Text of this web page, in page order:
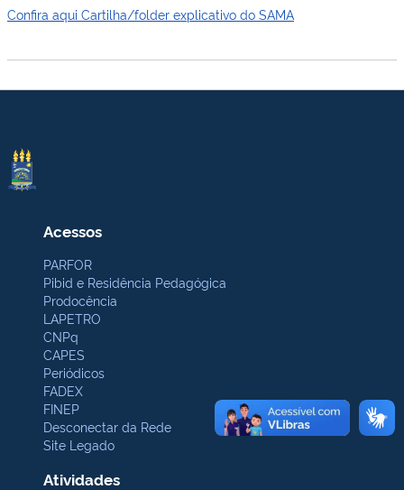
Confira aqui Cartilha/folder explicativo do SAMA
Acessos
PARFOR
Pibid e Residência Pedagógica
Prodocência
LAPETRO
CNPq
CAPES
Periódicos
FADEX
FINEP
Desconectar da Rede
Site Legado
Atividades